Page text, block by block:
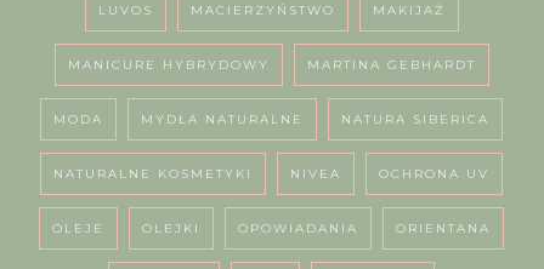
LUVOS MACIERZYŃSTWO MAKIJAŻ
MANICURE HYBRYDOWY MARTINA GEBHARDT
MODA MYDŁA NATURALNE NATURA SIBERICA
NATURALNE KOSMETYKI NIVEA OCHRONA UV
OLEJE OLEJKI OPOWIADANIA ORIENTANA